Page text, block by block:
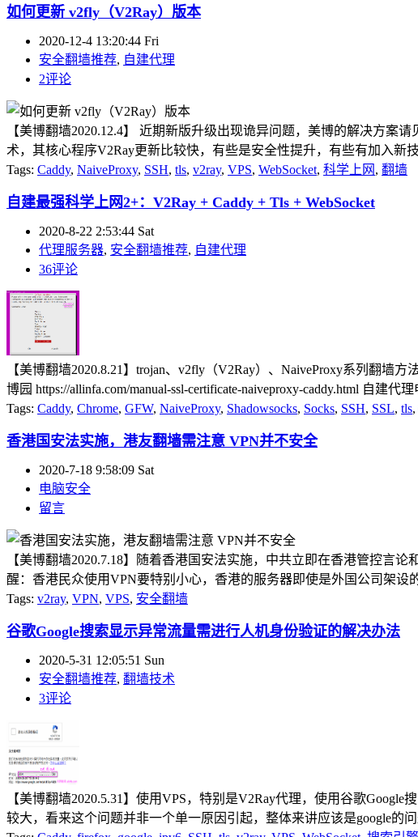
如何更新 v2fly（V2Ray）版本
2020-12-4 13:20:44 Fri
安全翻墙推荐, 自建代理
2评论
【美博翻墙2020.12.4】 近期新版升级出现诡异问题，美博的解决方案
术，其核心程序V2Ray更新比较快，有些是安全性提升，有些有加入新
Tags: Caddy, NaiveProxy, SSH, tls, v2ray, VPS, WebSocket, 科学上网 , 翻墙
自建最强科学上网2+：V2Ray + Caddy + Tls + WebSocket
2020-8-22 2:53:44 Sat
代理服务器, 安全翻墙推荐, 自建代理
36评论
【美博翻墙2020.8.21】trojan、v2fly（V2Ray）、NaiveProxy系列翻墙
博园 https://allinfa.com/manual-ssl-certificate-naiveproxy-caddy.html 自建
Tags: Caddy, Chrome, GFW, NaiveProxy, Shadowsocks, Socks, SSH, SSL, tls,
香港国安法实施，港友翻墙需注意 VPN并不安全
2020-7-18 9:58:09 Sat
电脑安全
留言
【美博翻墙2020.7.18】随着香港国安法实施，中共立即在香港管控言
醒：香港民众使用VPN要特别小心，香港的服务器即使是外国公司架
Tags: v2ray, VPN, VPS, 安全翻墙
谷歌Google搜索显示异常流量需进行人机身份验证的解决办法
2020-5-31 12:05:51 Sun
安全翻墙推荐, 翻墙技术
3评论
【美博翻墙2020.5.31】使用VPS，特别是V2Ray代理，使用谷歌
较大，看来这个问题并非一个单一原因引起，整体来讲应该是google的